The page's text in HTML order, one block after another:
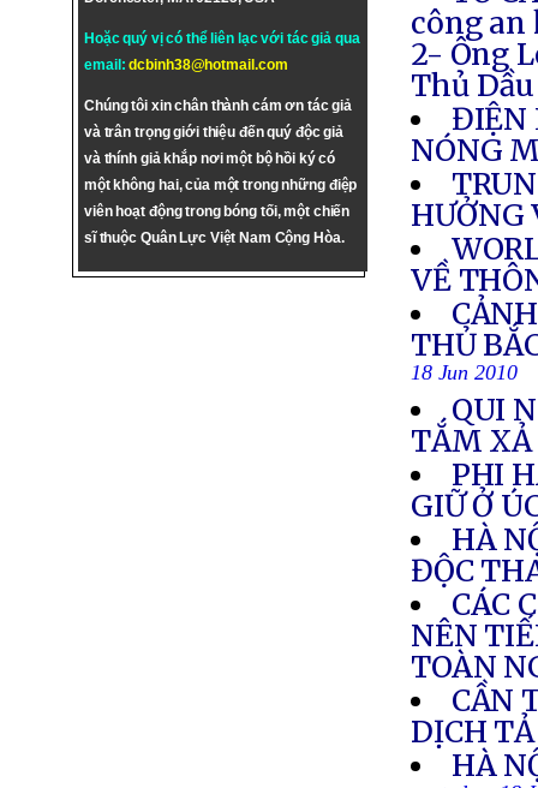
Hoặc quý vị có thể liên lạc với tác giả qua
email:dcbinh38@hotmail.com
Chúng tôi xin chân thành cám ơn tác giả
và trân trọng giới thiệu đến quý độc giả
và thính giả khắp nơi một bộ hồi ký có
một không hai, của một trong những điệp
viên hoạt động trong bóng tối, một chiến
sĩ thuộc Quân Lực Việt Nam Cộng Hòa.
công an
2- Ông
Thủ
ĐIỆN
NÓNG
HƯỞNG
VỀ
THỦ
18 Jun 2010
QUI
TẮM
PHI
GIỮ Ở
HÀ
ĐỘC
CÁC
NÊN
TOÀN
CẦN
DỊCH
HÀ